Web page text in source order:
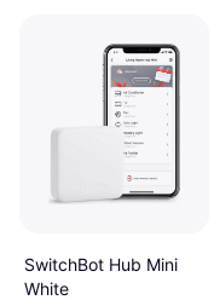
SwitchBot Hub Mini
White